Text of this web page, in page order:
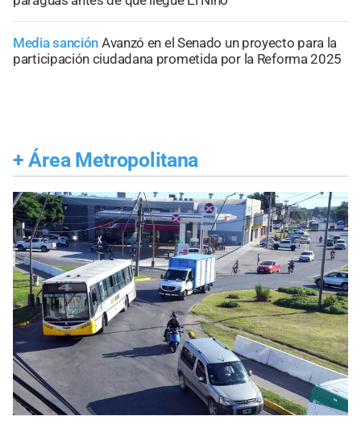
Media sanción Avanzó en el Senado un proyecto para la
participación ciudadana prometida por la Reforma 2025
+ Área Metropolitana